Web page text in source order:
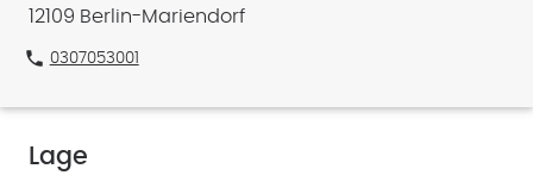
12109 Berlin-Mariendorf
phone 0307053001
Lage